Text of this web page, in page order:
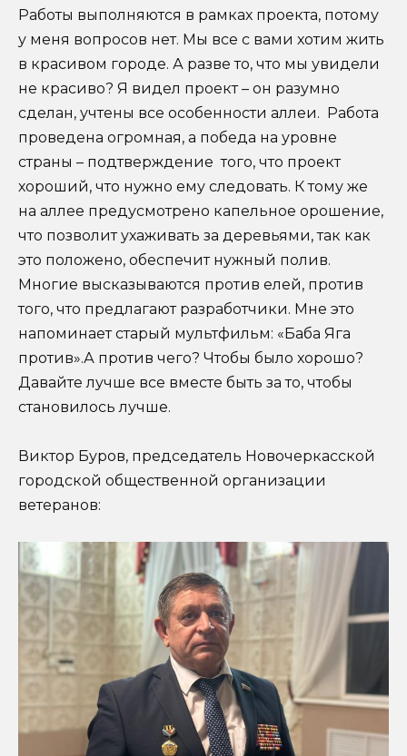
Работы выполняются в рамках проекта, потому
у меня вопросов нет. Мы все с вами хотим жить
в красивом городе. А разве то, что мы увидели
не красиво? Я видел проект – он разумно
сделан, учтены все особенности аллеи. Работа
проведена огромная, а победа на уровне
страны – подтверждение того, что проект
хороший, что нужно ему следовать. К тому же
на аллее предусмотрено капельное орошение,
что позволит ухаживать за деревьями, так как
это положено, обеспечит нужный полив.
Многие высказываются против елей, против
того, что предлагают разработчики. Мне это
напоминает старый мультфильм: «Баба Яга
против».А против чего? Чтобы было хорошо?
Давайте лучше все вместе быть за то, чтобы
становилось лучше.
Виктор Буров, председатель Новочеркасской
городской общественной организации
ветеранов: